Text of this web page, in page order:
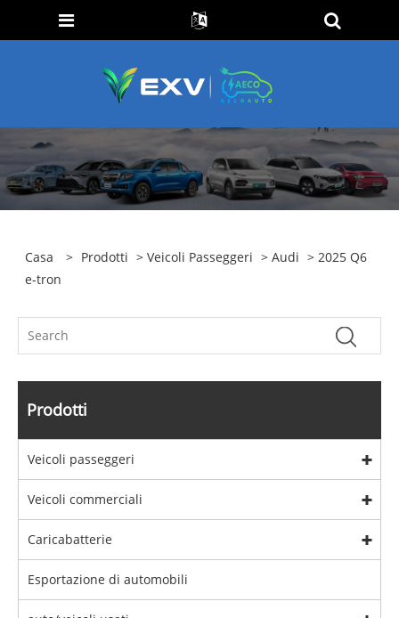
Casa > Prodotti >Veicoli Passeggeri >Audi > 2025 Q6
e-tron
Prodotti
Veicoli passeggeri
Veicoli commerciali
Caricabatterie
Esportazione di automobili